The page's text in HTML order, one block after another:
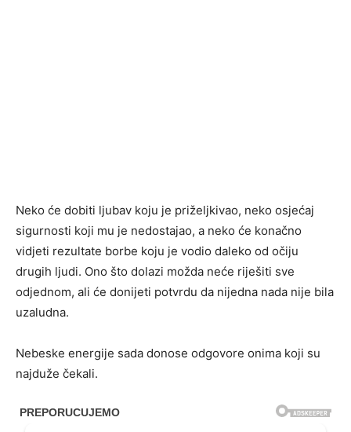
Neko će dobiti ljubav koju je priželjkivao, neko osjećaj
sigurnosti koji mu je nedostajao, a neko će konačno
vidjeti rezultate borbe koju je vodio daleko od očiju
drugih ljudi. Ono što dolazi možda neće riješiti sve
odjednom, ali će donijeti potvrdu da nijedna nada nije bila
uzaludna.
Nebeske energije sada donose odgovore onima koji su
najduže čekali.